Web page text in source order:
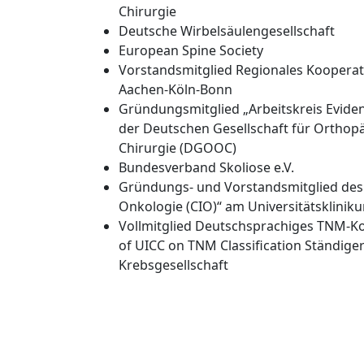
Chirurgie
Deutsche Wirbelsäulengesellschaft
European Spine Society
Vorstandsmitglied Regionales
Aachen-Köln-Bonn
Gründungsmitglied „Arbeitskreis
der Deutschen Gesellschaft für
Chirurgie (DGOOC)
Bundesverband Skoliose e.V.
Gründungs- und Vorstandsmitglied
Onkologie (CIO)“ am
Vollmitglied Deutschsprachiges TNM-
of UICC on TNM Classification
Krebsgesellschaft